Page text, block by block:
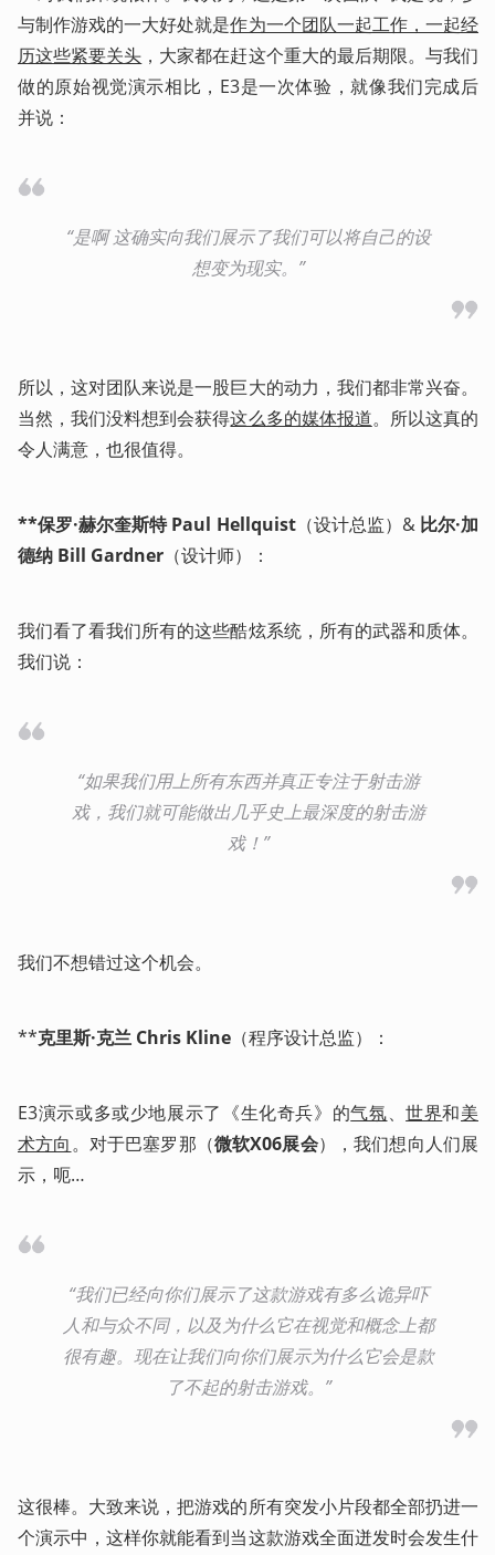
与制作游戏的一大好处就是作为一个团队一起工作，一起经
历这些紧要关头 ，大家都在赶这个重大的最后期限。与我们
做的原始视觉演示相比，E3是一次体验，就像我们完成后
并说：
“是啊 这确实向我们展示了我们可以将自己的设
想变为现实。”
所以，这对团队来说是一股巨大的动力，我们都非常兴奋。
当然，我们没料想到会获得这么多的媒体报道。所以这真的
令人满意，也很值得。
**保罗·赫尔奎斯特 Paul Hellquist（设计总监）& 比尔·加
德纳 Bill Gardner （设计师）：
我们看了看我们所有的这些酷炫系统，所有的武器和质体。
我们说：
“如果我们用上所有东西并真正专注于射击游
戏，我们就可能做出几乎史上最深度的射击游
戏！”
我们不想错过这个机会。
**克里斯·克兰 Chris Kline （程序设计总监）：
E3演示或多或少地展示了《生化奇兵》的气氛、世界和美
术方向。对于巴塞罗那（微软X06展会），我们想向人们展
示，呃…
“我们已经向你们展示了这款游戏有多么诡异吓
人和与众不同，以及为什么它在视觉和概念上都
很有趣。现在让我们向你们展示为什么它会是款
了不起的射击游戏。”
这很棒。大致来说，把游戏的所有突发小片段都全部扔进一
个演示中，这样你就能看到当这款游戏全面迸发时会发生什